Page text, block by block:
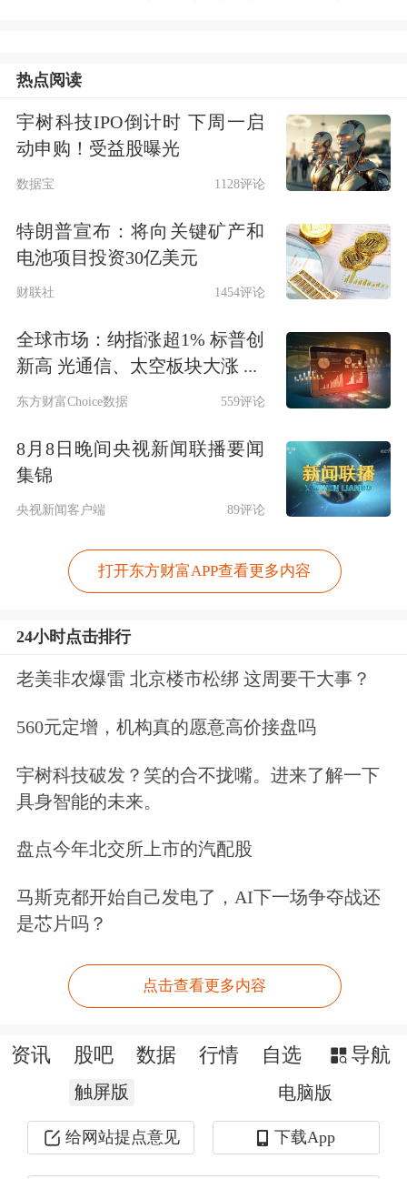
热点阅读
宇树科技IPO倒计时 下周一启
动申购！受益股曝光
数据宝 1128评论
特朗普宣布：将向关键矿产和
电池项目投资30亿美元
财联社 1454评论
全球市场：纳指涨超1% 标普创
新高 光通信、太空板块大涨 ...
东方财富Choice数据 559评论
8月8日晚间央视新闻联播要闻
集锦
央视新闻客户端 89评论
打开东方财富APP查看更多内容
24小时点击排行
老美非农爆雷 北京楼市松绑 这周要干大事？
560元定增，机构真的愿意高价接盘吗
宇树科技破发？笑的合不拢嘴。进来了解一下
具身智能的未来。
盘点今年北交所上市的汽配股
马斯克都开始自己发电了，AI下一场争夺战还
是芯片吗？
点击查看更多内容
资讯 股吧 数据 行情 自选 导航
触屏版 电脑版
给网站提点意见 下载App